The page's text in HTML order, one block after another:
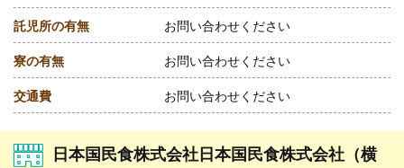
託児所の有無 お問い合わせください
寮の有無 お問い合わせください
交通費 お問い合わせください
日本国民食株式会社日本国民食株式会社（横